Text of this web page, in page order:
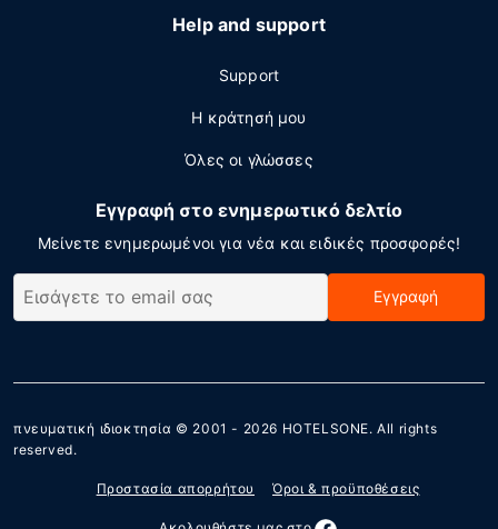
Help and support
Support
Η κράτησή μου
Όλες οι γλώσσες
Εγγραφή στο ενημερωτικό δελτίο
Μείνετε ενημερωμένοι για νέα και ειδικές προσφορές!
Εγγραφή
πνευματική ιδιοκτησία © 2001 - 2026 HOTELSONE. All rights
reserved.
Προστασία απορρήτου Όροι & προϋποθέσεις